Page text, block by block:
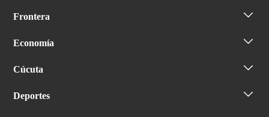
Frontera
Economía
Cúcuta
Deportes